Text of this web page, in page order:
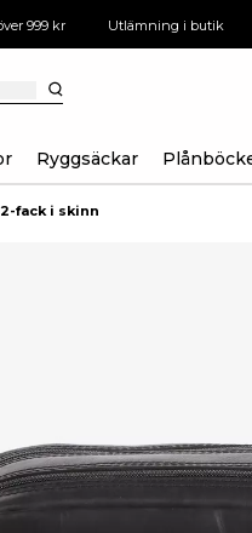
999 kr Utlämning i butik
Ryggsäckar
fack i skinn